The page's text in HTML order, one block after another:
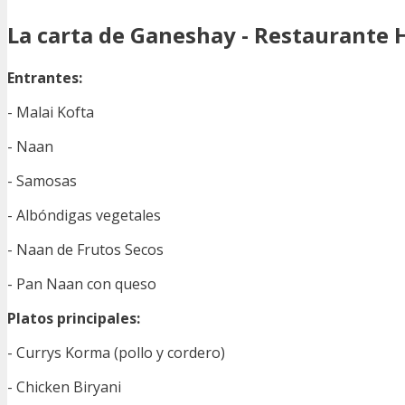
La carta de Ganeshay - Restaurante
Entrantes:
- Malai Kofta
- Naan
- Samosas
- Albóndigas vegetales
- Naan de Frutos Secos
- Pan Naan con queso
Platos principales:
- Currys Korma (pollo y cordero)
- Chicken Biryani